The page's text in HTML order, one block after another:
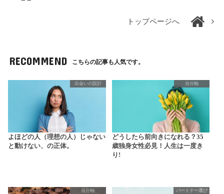
トップページへ
RECOMMEND こちらの記事も人気です。
出会いの設計
よほどの人（理想の人）じゃない
と動けない、の正体。
自分軸
どうしたら前向きになれる？35
歳独身女性必見！人生は一度き
り!
自分軸 パートナー選び